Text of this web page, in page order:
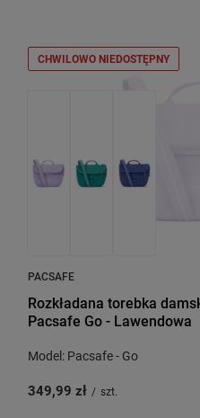
CHWILOWO NIEDOSTĘPNY
PACSAFE
Rozkładana torebka
Pacsafe Go - Lawendowa
Model: Pacsafe - Go
349,99 zł / szt.